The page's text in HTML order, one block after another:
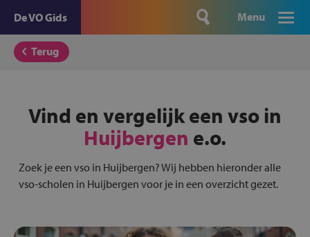
De VO Gids Menu
Terug
Vind en vergelijk een vso in
Huijbergen e.o.
Zoek je een vso in Huijbergen? Wij hebben hieronder alle
vso-scholen in Huijbergen voor je in een overzicht gezet.